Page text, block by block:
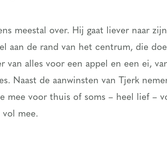
meestal over. Hij gaat liever naar
aan de rand van het centrum, die
van alles voor een appel en een ei,
Naast de aanwinsten van Tjerk
mee voor thuis of soms – heel lief –
mee.